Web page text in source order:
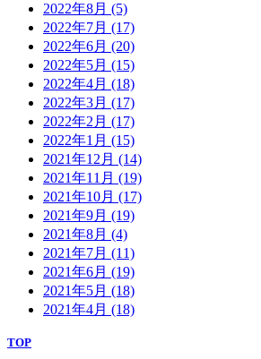
2022年8月 (5)
2022年7月 (17)
2022年6月 (20)
2022年5月 (15)
2022年4月 (18)
2022年3月 (17)
2022年2月 (17)
2022年1月 (15)
2021年12月 (14)
2021年11月 (19)
2021年10月 (17)
2021年9月 (19)
2021年8月 (4)
2021年7月 (11)
2021年6月 (19)
2021年5月 (18)
2021年4月 (18)
TOP